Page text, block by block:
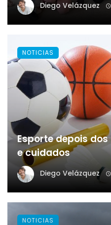
Diego Velázquez
Esporte depois
e cuidados
Diego Velázquez
NOTICIAS
NOTICIAS